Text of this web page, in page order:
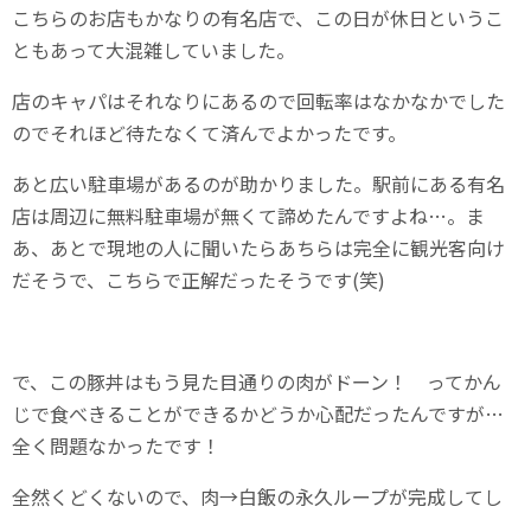
こちらのお店もかなりの有名店で、この日が休日というこ
ともあって大混雑していました。
店のキャパはそれなりにあるので回転率はなかなかでした
のでそれほど待たなくて済んでよかったです。
あと広い駐車場があるのが助かりました。駅前にある有名
店は周辺に無料駐車場が無くて諦めたんですよね…。ま
あ、あとで現地の人に聞いたらあちらは完全に観光客向け
だそうで、こちらで正解だったそうです(笑)
で、この豚丼はもう見た目通りの肉がドーン！ ってかん
じで食べきることができるかどうか心配だったんですが…
全く問題なかったです！
全然くどくないので、肉→白飯の永久ループが完成してし